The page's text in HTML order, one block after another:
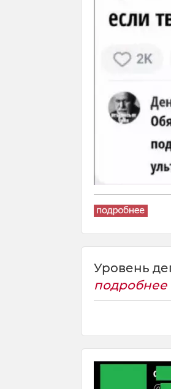
Уровень
подробнее